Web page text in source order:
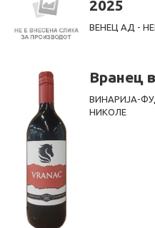
2025
ВЕНЕЦ АД -
Вранец
ВИНАРИЈА-
НИКОЛЕ